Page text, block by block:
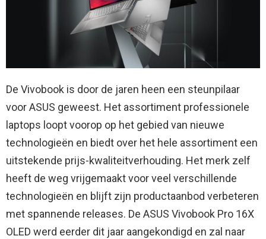
De Vivobook is door de jaren heen een steunpilaar
voor ASUS geweest. Het assortiment professionele
laptops loopt voorop op het gebied van nieuwe
technologieën en biedt over het hele assortiment een
uitstekende prijs-kwaliteitverhouding. Het merk zelf
heeft de weg vrijgemaakt voor veel verschillende
technologieën en blijft zijn productaanbod verbeteren
met spannende releases. De ASUS Vivobook Pro 16X
OLED werd eerder dit jaar aangekondigd en zal naar